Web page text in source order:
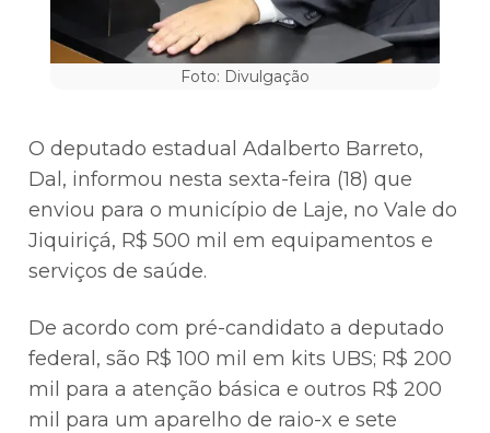
Foto: Divulgação
O deputado estadual Adalberto Barreto,
Dal, informou nesta sexta-feira (18) que
enviou para o município de Laje, no Vale do
Jiquiriçá, R$ 500 mil em equipamentos e
serviços de saúde.
De acordo com pré-candidato a deputado
federal, são R$ 100 mil em kits UBS; R$ 200
mil para a atenção básica e outros R$ 200
mil para um aparelho de raio-x e sete